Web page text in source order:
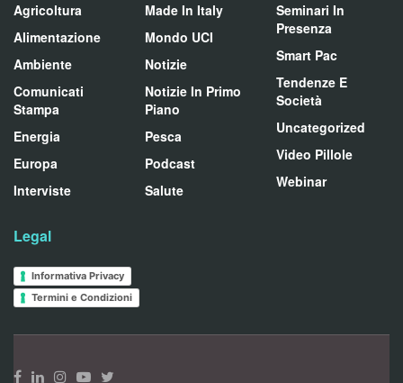
Agricoltura
Alimentazione
Ambiente
Comunicati
Stampa
Energia
Europa
Interviste
Made In Italy
Mondo UCI
Notizie
Notizie In Primo
Piano
Pesca
Podcast
Salute
Seminari In
Presenza
Smart Pac
Tendenze E
Società
Uncategorized
Video Pillole
Webinar
Legal
Informativa Privacy
Termini e Condizioni